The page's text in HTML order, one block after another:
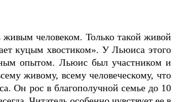
человеком. Только такой живой
куцым хвостиком». У Льюиса этого
опытом. Льюис был участником и
живому, всему человеческому, что
Он рос в благополучной семье до 10